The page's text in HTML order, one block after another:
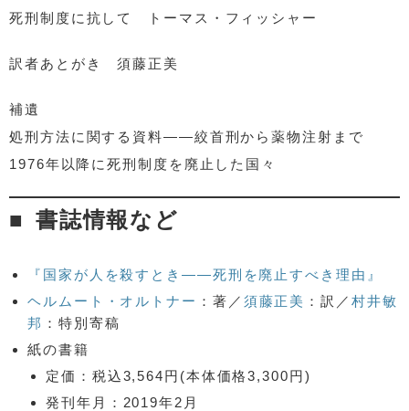
死刑制度に抗して トーマス・フィッシャー
訳者あとがき 須藤正美
補遺
処刑方法に関する資料――絞首刑から薬物注射まで
1976年以降に死刑制度を廃止した国々
書誌情報など
『国家が人を殺すとき――死刑を廃止すべき理由』
ヘルムート・オルトナー ：著／ 須藤正美 ：訳／ 村井敏
邦 ：特別寄稿
紙の書籍
定価：税込3,564円(本体価格3,300円)
発刊年月：2019年2月